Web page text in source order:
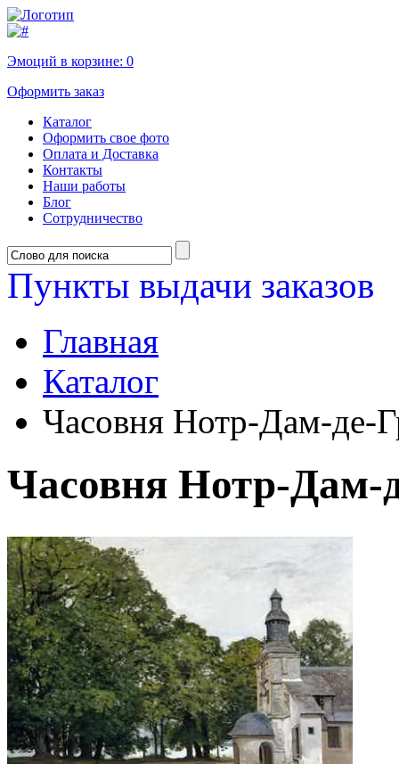
Эмоций в корзине: 0
Оформить заказ
Каталог
Оформить свое фото
Оплата и Доставка
Контакты
Наши работы
Блог
Сотрудничество
Пункты выдачи заказов
Главная
Каталог
Часовня Нотр-Дам-де-
Часовня Нотр-Дам-